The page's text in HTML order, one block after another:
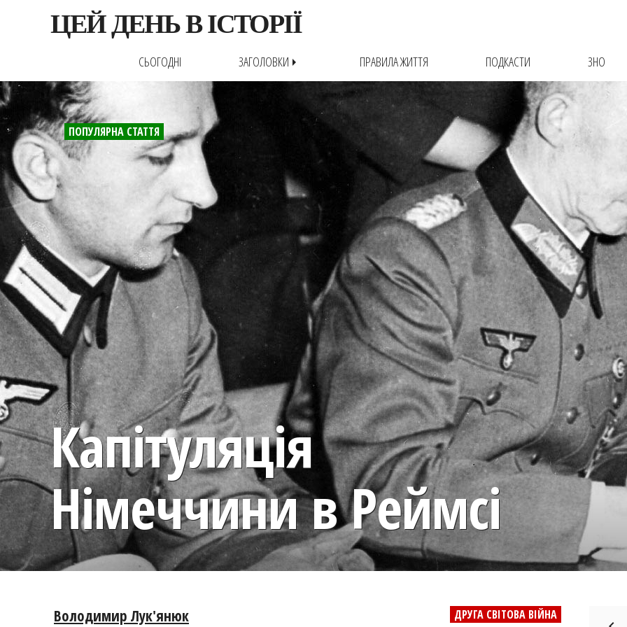
ЦЕЙ ДЕНЬ В ІСТОРІЇ
СЬОГОДНІ ЗАГОЛОВКИarrow_right ПРАВИЛА ЖИТТЯ ПОДКАСТИ ЗНО
ПОПУЛЯРНА СТАТТЯ
Капітуляція
Німеччини в Реймсі
ДРУГА СВІТОВА ВІЙНА
Володимир Лук'янюк